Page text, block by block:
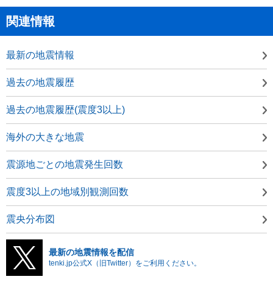
関連情報
最新の地震情報
過去の地震履歴
過去の地震履歴(震度3以上)
海外の大きな地震
震源地ごとの地震発生回数
震度3以上の地域別観測回数
震央分布図
最新の地震情報を配信
tenki.jp公式X（旧Twitter）をご利用ください。